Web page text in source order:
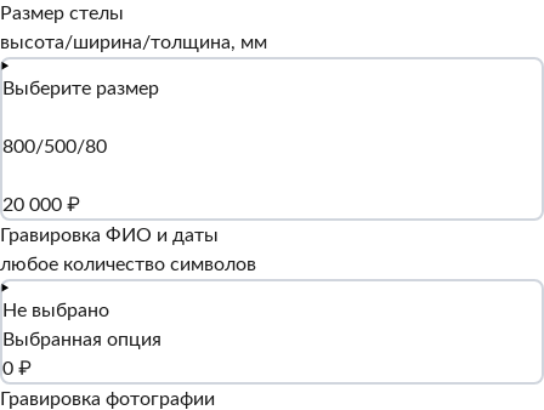
Размер стелы
высота/ширина/толщина, мм
Выберите размер
800/500/80
20 000 ₽
Гравировка ФИО и даты
любое количество символов
Не выбрано
Выбранная опция
0 ₽
Гравировка фотографии